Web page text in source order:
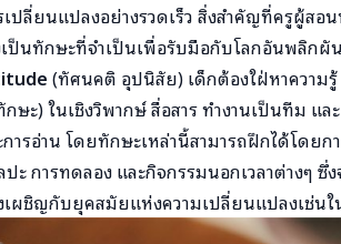
ปลี่ยนแปลงอย่างรวดเร็ว สิ่งสำคัญที่ครูผู้ส
ป็นทักษะที่จำเป็นเพื่อรับมือกับโลกอันพลิกผั
(ทัศนคติ อุปนิสัย) เด็กต้องใฝ่หาความ
ษะ) ในเชิงวิพากษ์ สื่อสาร ทำงานเป็นทีม และ
ารอ่าน โดยทักษะเหล่านี้สามารถฝึกได้โดยก
ปะ การทดลอง และกิจกรรมนอกเวลาต่างๆ
ผชิญกับยุคสมัยแห่งความเปลี่ยนแปลงเช่นใ